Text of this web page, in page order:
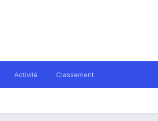
Activité Classement